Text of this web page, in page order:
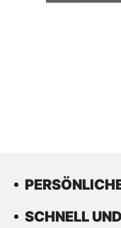
SCHNELL